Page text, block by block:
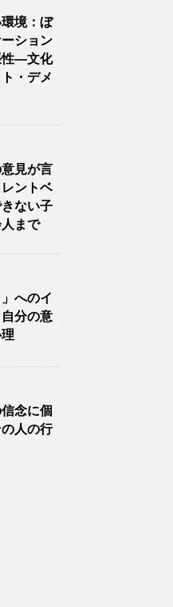
境：ぼ
ション
性―文化
・デメ
見が言
ントベ
ない子
まで
へのイ
分の意
念に個
人の行